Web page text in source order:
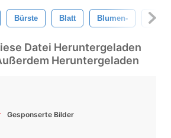
Bürste Blatt Blumen-
Datei Heruntergeladen
Heruntergeladen
Gesponserte Bilder